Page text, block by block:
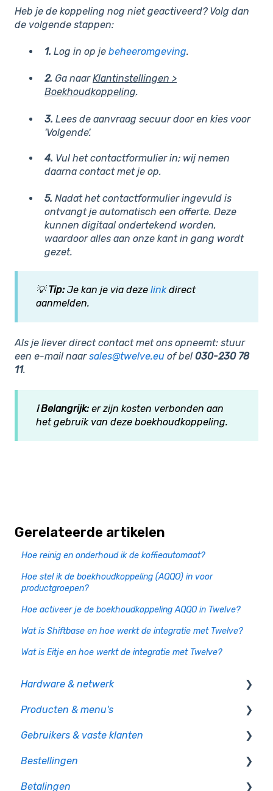
Heb je de koppeling nog niet geactiveerd? Volg dan
de volgende stappen:
1. Log in op je beheeromgeving.
2. Ga naarKlantinstellingen >
Boekhoudkoppeling.
3. Lees de aanvraag secuur door en kies voor
'Volgende'.
4. Vul het contactformulier in; wij nemen
daarna contact met je op.
5. Nadat het contactformulier ingevuld is
ontvangt je automatisch een offerte. Deze
kunnen digitaal ondertekend worden,
waardoor alles aan onze kant in gang wordt
gezet.
💡Tip: Je kan je via deze linkdirect
aanmelden.
Als je liever direct contact met ons opneemt: stuur
een e-mail naarsales@twelve.eu of bel 030-230 78
11.
ℹ️ Belangrijk: er zijn kosten verbonden aan
het gebruik van deze boekhoudkoppeling.
Gerelateerde artikelen
Hoe reinig en onderhoud ik de koffieautomaat?
Hoe stel ik de boekhoudkoppeling (AQQO) in voor
productgroepen?
Hoe activeer je de boekhoudkoppeling AQQO in Twelve?
Wat is Shiftbase en hoe werkt de integratie met Twelve?
Wat is Eitje en hoe werkt de integratie met Twelve?
Hardware & netwerk
Kassa
PIO
CCV pinautomaten
Randapparatuur
Producten & menu's
Producten
Productcategorie & indeling
Supplementen
Gebruikers & vaste klanten
Gebruikersbeheer
Rechten en authorisatie
Bestellingen
Op bon
Betalingen